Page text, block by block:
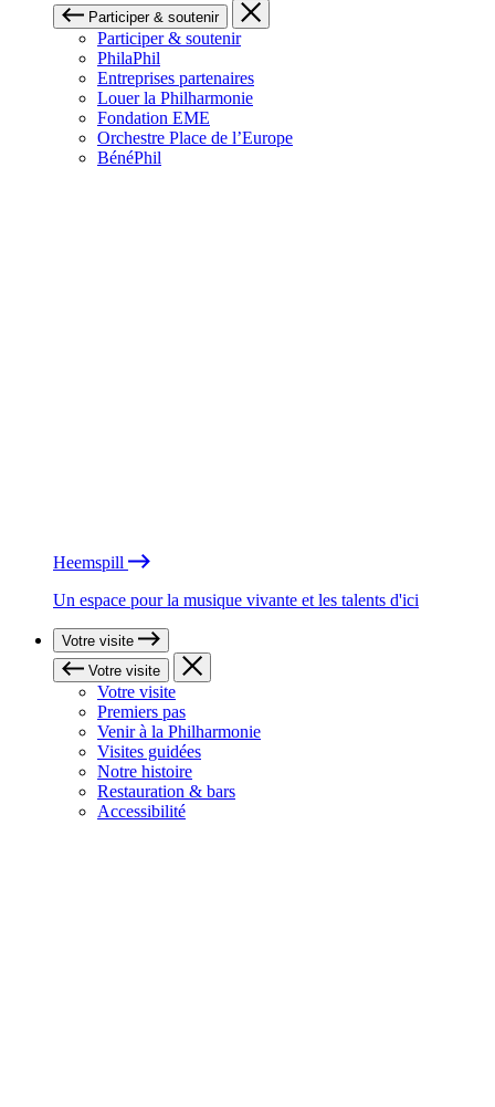
Participer & soutenir
Participer & soutenir
PhilaPhil
Entreprises partenaires
Louer la Philharmonie
Fondation EME
Orchestre Place de l’Europe
BénéPhil
Heemspill
Un espace pour la musique vivante et les talents d'ici
Votre visite
Votre visite
Votre visite
Premiers pas
Venir à la Philharmonie
Visites guidées
Notre histoire
Restauration & bars
Accessibilité